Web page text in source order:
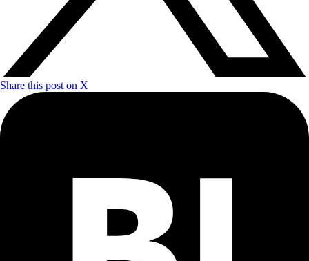
Share this post on X